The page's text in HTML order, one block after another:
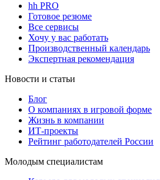
hh PRO
Готовое резюме
Все сервисы
Хочу у вас работать
Производственный календарь
Экспертная рекомендация
Новости и статьи
Блог
О компаниях в игровой форме
Жизнь в компании
ИТ-проекты
Рейтинг работодателей России
Молодым специалистам